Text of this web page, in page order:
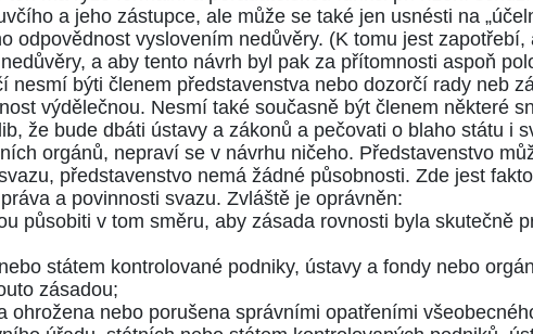
a jeho zástupce, ale může se také jen usnésti na
odpovědnost vyslovením nedůvěry. (K tomu jest
a aby tento návrh byl pak za přítomnosti aspoň
nesmí býti členem představenstva nebo dozorčí rady neb
výdělečnou. Nesmí také současně být členem některé
že bude dbáti ústavy a zákonů a pečovati o blaho státu i
orgánů, nepraví se v návrhu ničeho. Představenstvo
představenstvo nemá žádné působnosti. Zde jest
a povinnosti svazu. Zvláště je oprávněn:
působiti v tom směru, aby zásada rovnosti byla skutečně
státem kontrolované podniky, ústavy a fondy nebo
zásadou;
ohrožena nebo porušena správními opatřeními